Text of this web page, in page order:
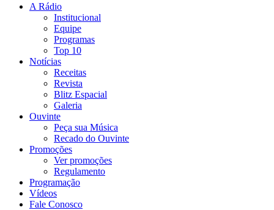
A Rádio
Institucional
Equipe
Programas
Top 10
Notícias
Receitas
Revista
Blitz Espacial
Galeria
Ouvinte
Peça sua Música
Recado do Ouvinte
Promoções
Ver promoções
Regulamento
Programação
Vídeos
Fale Conosco